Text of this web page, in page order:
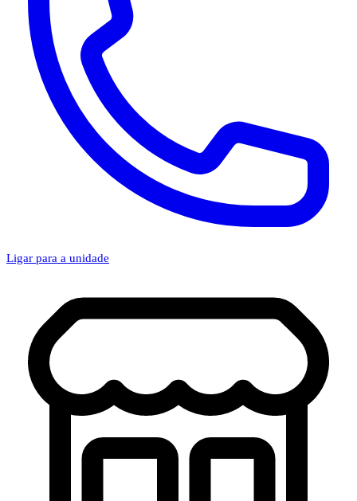
Ligar para a unidade